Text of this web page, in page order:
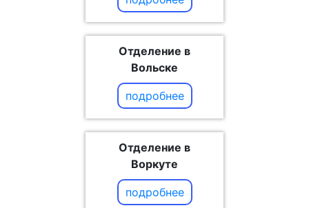
Отделение в
Вольске
подробнее
Отделение в
Воркуте
подробнее